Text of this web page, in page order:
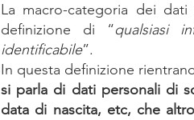
La macro-categoria dei
definizione di “qualsiasi
identificabile”.
In questa definizione
si parla di dati personali di
data di nascita, etc, che